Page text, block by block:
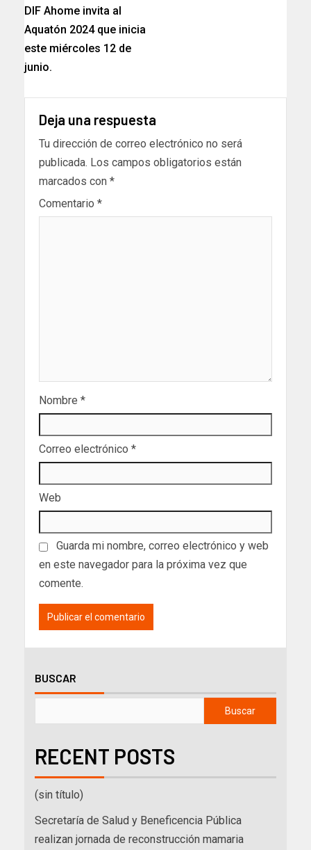
DIF Ahome invita al
Aquatón 2024 que inicia
este miércoles 12 de
junio.
Deja una respuesta
Tu dirección de correo electrónico no será
publicada. Los campos obligatorios están
marcados con *
Comentario *
Nombre *
Correo electrónico *
Web
Guarda mi nombre, correo electrónico y web
en este navegador para la próxima vez que
comente.
BUSCAR
Buscar
RECENT POSTS
(sin título)
Secretaría de Salud y Beneficencia Pública
realizan jornada de reconstrucción mamaria